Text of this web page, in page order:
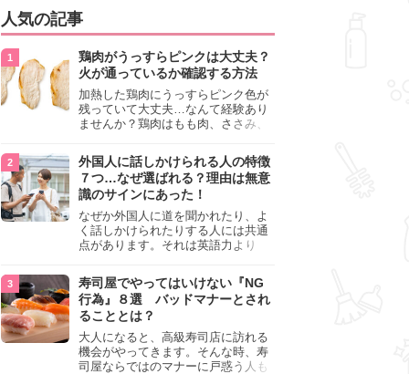
人気の記事
鶏肉がうっすらピンクは大丈夫？
火が通っているか確認する方法
加熱した鶏肉にうっすらピンク色が
残っていて大丈夫…なんて経験あり
ませんか？鶏肉はもも肉、ささみ、
わいが異なり、いろいろと楽しめる
料理ですが、鶏肉は加熱した後でも
うっすらピンク色の部分が大丈夫な
のと気になるときがあります。この
記事では生焼けか火が通っているの
かを確認する方法や、鶏肉を調理す
るときの注意点を紹介しますので、
参考にしてみてくださいね。
外国人に話しかけられる人の特徴
７つ…なぜ選ばれる？理由は無意
識のサインにあった！
なぜか外国人に道を聞かれたり、よ
く話しかけられたりする人には共通
点があります。それは英語力より
けても大丈夫」というサインが関係
しています。よく選ばれる人の特徴
や、英語が苦手でも焦らない対処
法、自分を守るための注意点を詳し
く解説します。
寿司屋でやってはいけない『NG
行為』８選 バッドマナーとされ
ることとは？
大人になると、高級寿司店に訪れる
機会がやってきます。そんな時、寿
司屋ならではのマナーに戸惑う人も